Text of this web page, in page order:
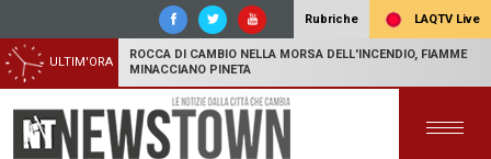
Rubriche LAQTV Live
ULTIM'ORA
ROCCA DI CAMBIO NELLA MORSA DELL'INCENDIO, FIAMME
MINACCIANO PINETA